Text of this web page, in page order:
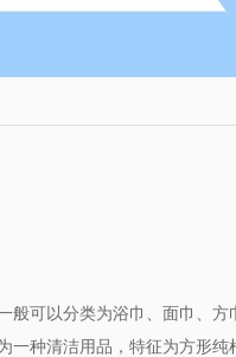
般可以分类为浴巾、面巾、方
一种清洁用品，特征为方形纯